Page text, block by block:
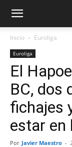
Inicio Euroliga
Euroliga
El
BC, dos
fichajes
estar en
Por Javier Maestro -